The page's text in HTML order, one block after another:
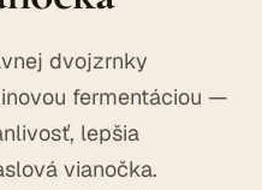
dvojzrnky
fermentáciou —
lepšia
vianočka.